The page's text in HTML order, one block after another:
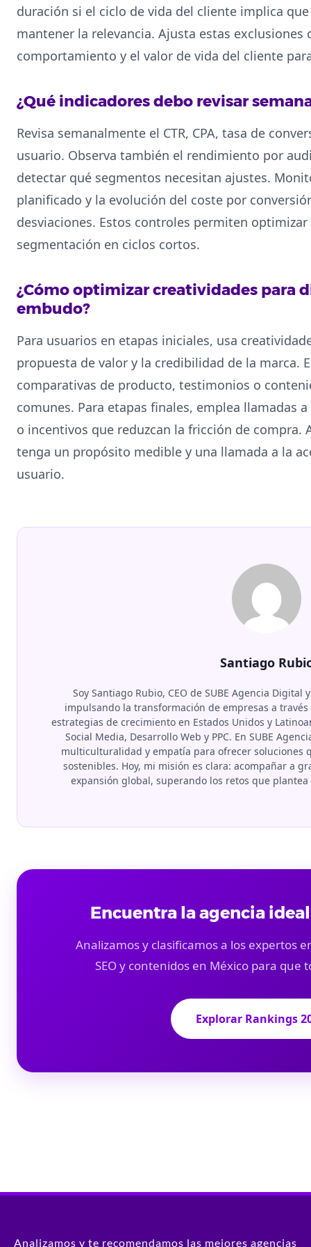
duración si el ciclo de vida del cliente implica
mantener la relevancia. Ajusta estas exclusiones
comportamiento y el valor de vida del cliente
¿Qué indicadores debo revisar
Revisa semanalmente el CTR, CPA, tasa de
usuario. Observa también el rendimiento por
detectar qué segmentos necesitan ajustes.
planificado y la evolución del coste por
desviaciones. Estos controles permiten
segmentación en ciclos cortos.
¿Cómo optimizar creatividades para
embudo?
Para usuarios en etapas iniciales, usa
propuesta de valor y la credibilidad de la marca.
comparativas de producto, testimonios o
comunes. Para etapas finales, emplea llamadas
o incentivos que reduzcan la fricción de compra.
tenga un propósito medible y una llamada a la
usuario.
Santiago
Soy Santiago Rubio, CEO de SUBE Agencia
impulsando la transformación de empresas a
estrategias de crecimiento en Estados Unidos y
Social Media, Desarrollo Web y PPC. En SUBE
multiculturalidad y empatía para ofrecer soluciones
sostenibles. Hoy, mi misión es clara: acompañar a
expansión global, superando los retos que
Encuentra la agencia
Analizamos y clasificamos a los expertos
SEO y contenidos en México para que
Explorar Rankings
Analizamos y te recomendamos las mejores agencias